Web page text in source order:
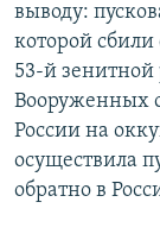
выводу:
которой
53-й зенитной
Вооруженных
России на
осуществила
обратно в